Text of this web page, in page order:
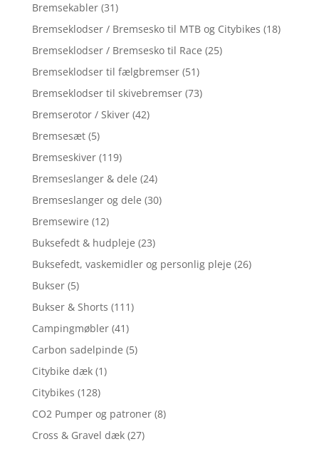
Bremsekabler (31)
Bremseklodser / Bremsesko til MTB og Citybikes (18)
Bremseklodser / Bremsesko til Race (25)
Bremseklodser til fælgbremser (51)
Bremseklodser til skivebremser (73)
Bremserotor / Skiver (42)
Bremsesæt (5)
Bremseskiver (119)
Bremseslanger & dele (24)
Bremseslanger og dele (30)
Bremsewire (12)
Buksefedt & hudpleje (23)
Buksefedt, vaskemidler og personlig pleje (26)
Bukser (5)
Bukser & Shorts (111)
Campingmøbler (41)
Carbon sadelpinde (5)
Citybike dæk (1)
Citybikes (128)
CO2 Pumper og patroner (8)
Cross & Gravel dæk (27)